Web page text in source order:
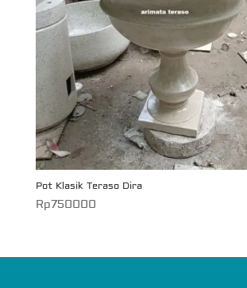
Pot Klasik Teraso Dira
Rp750000